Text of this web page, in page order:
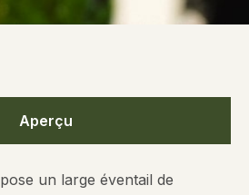
Aperçu
un large éventail de